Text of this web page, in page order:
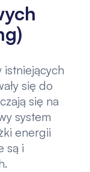
się do
się na
system
energii
są i